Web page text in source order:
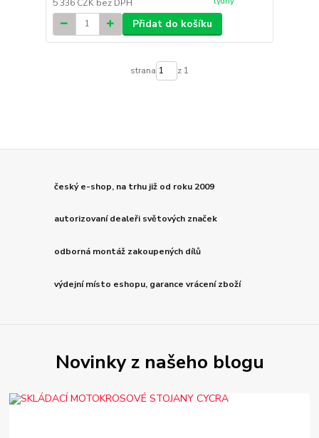
5 336 CZK bez DPH
Přidat do košíku
strana z 1
český e-shop, na trhu již od roku 2009
autorizovaní dealeři světových značek
odborná montáž zakoupených dílů
výdejní místo eshopu, garance vrácení zboží
Novinky z našeho blogu